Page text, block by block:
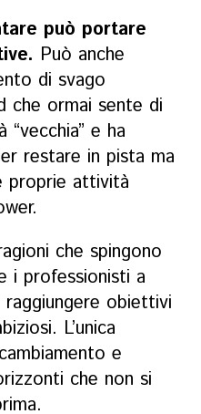
può portare
Può anche
di svago
che ormai sente di
e ha
restare in pista ma
proprie attività
che spingono
i professionisti a
obiettivi
L’unica
e
che non si